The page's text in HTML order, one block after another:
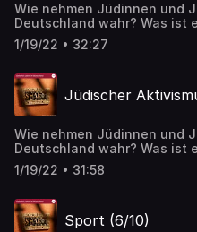
Wie nehmen Jüdinnen und
Deutschland wahr? Was ist
Oder jüdische Musik? Über
spricht Journalistin Pola
1/19/22 • 32:27
Jüdischer
Wie nehmen Jüdinnen und
Deutschland wahr? Was ist
Oder jüdische Musik? Über
spricht Journalistin Pola
1/19/22 • 31:58
Sport (6/10)